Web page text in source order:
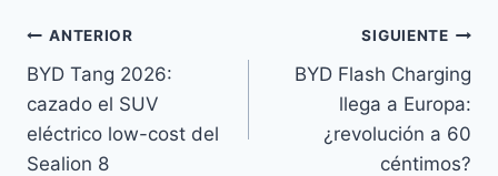
Navegación
de
entradas
ANTERIOR
BYD Tang 2026:
cazado el SUV
eléctrico low-cost del
Sealion 8
SIGUIENTE
BYD Flash Charging
llega a Europa:
¿revolución a 60
céntimos?